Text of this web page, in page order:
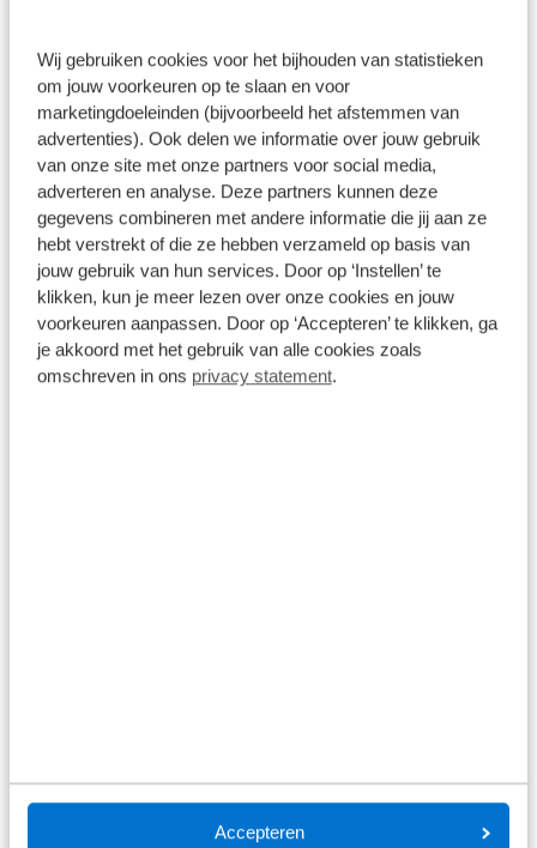
Wij gebruiken cookies voor het bijhouden van statistieken
om jouw voorkeuren op te slaan en voor
marketingdoeleinden (bijvoorbeeld het afstemmen van
advertenties). Ook delen we informatie over jouw gebruik
van onze site met onze partners voor social media,
adverteren en analyse. Deze partners kunnen deze
gegevens combineren met andere informatie die jij aan ze
hebt verstrekt of die ze hebben verzameld op basis van
jouw gebruik van hun services. Door op ‘Instellen’ te
klikken, kun je meer lezen over onze cookies en jouw
voorkeuren aanpassen. Door op ‘Accepteren’ te klikken, ga
je akkoord met het gebruik van alle cookies zoals
omschreven in ons privacy statement.
Accepteren
Bij Opel Bedrijfswagens profiteer je nu van een verlengde
garantie tot maar liefst 8 jaar op alle Opel Bedrijfswagens
modellen. Deze uitgebreide dekking omvat de standaard
fabrieksgarantie van 2 jaar, aangevuld met een aanvullende
dekking van maximaal 6 jaar.
Deze extra garantie treedt in werking zodra je ervoor kiest
om je Opel Bedrijfswagens te laten onderhouden volgens
het voorgeschreven schema bij Broekhuis als officieel
erkende Opel Bedrijfswagens reparateur. De garantie is
steeds geldig tot de volgende onderhoudsbeurt en tot 8